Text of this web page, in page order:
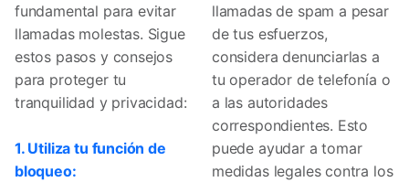
fundamental para evitar
llamadas molestas. Sigue
estos pasos y consejos
para proteger tu
tranquilidad y privacidad:
1. Utiliza tu función de
bloqueo:
llamadas de spam a pesar
de tus esfuerzos,
considera denunciarlas a
tu operador de telefonía o
a las autoridades
correspondientes. Esto
puede ayudar a tomar
medidas legales contra los